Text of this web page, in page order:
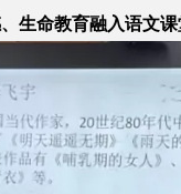
生命教育融入语文课